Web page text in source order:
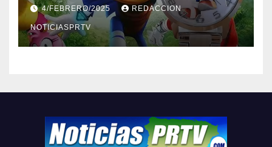
Relojes gratis para el que
compre ahora….
4/FEBRERO/2025 REDACCION
NOTICIASPRTV